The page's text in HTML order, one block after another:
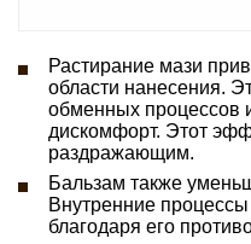
Растирание мази
области нанесения.
обменных процессов
дискомфорт. Этот
раздражающим.
Бальзам также
Внутренние
благодаря его